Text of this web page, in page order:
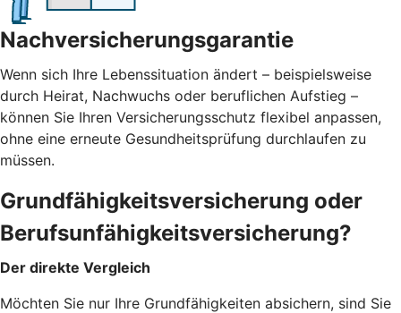
Nachversicherungsgarantie
Wenn sich Ihre Lebenssituation ändert – beispielsweise
durch Heirat, Nachwuchs oder beruflichen Aufstieg –
können Sie Ihren Versicherungsschutz flexibel anpassen,
ohne eine erneute Gesundheitsprüfung durchlaufen zu
müssen.
Grundfähigkeitsversicherung oder
Berufsunfähigkeitsversicherung?
Der direkte Vergleich
Möchten Sie nur Ihre Grundfähigkeiten absichern, sind Sie